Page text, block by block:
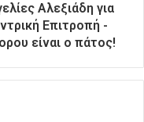
Αλεξιάδη για
Επιτροπή -
είναι ο πάτος!